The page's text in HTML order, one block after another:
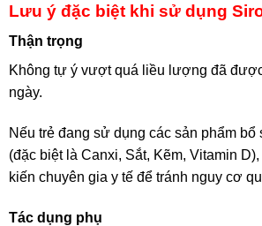
Lưu ý đặc biệt khi sử dụng
Thận trọng
Không tự ý vượt quá liều lượng đã
ngày.
Nếu trẻ đang sử dụng các sản phẩm bổ
(đặc biệt là Canxi, Sắt, Kẽm, Vitamin
kiến chuyên gia y tế để tránh nguy cơ
Tác dụng phụ